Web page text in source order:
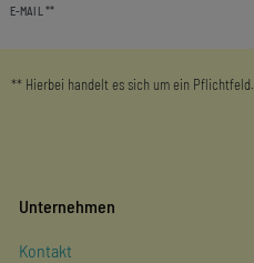
E-MAIL **
Honig
** Hierbei handelt es sich um ein Pflichtfeld.
Unternehmen
Kontakt